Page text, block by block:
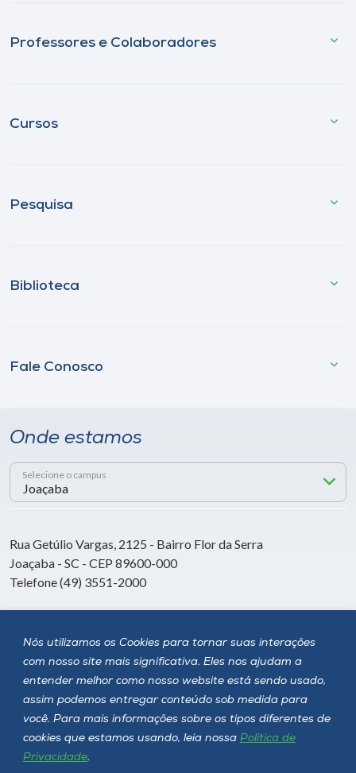
Nós utilizamos os Cookies para tornar suas interações
com nosso site mais significativa. Eles nos ajudam a
entender melhor como nosso website está sendo usado,
assim podemos entregar conteúdo sob medida para
você. Para mais informações sobre os tipos diferentes de
cookies que estamos usando, leia nossa Política de
Privacidade.
Professores e Colaboradores
Cursos
Pesquisa
Biblioteca
Fale Conosco
Onde estamos
Selecione o campus
Rua Getúlio Vargas, 2125 - Bairro Flor da Serra
Joaçaba - SC - CEP 89600-000
Telefone (49) 3551-2000
Siga a Unoesc